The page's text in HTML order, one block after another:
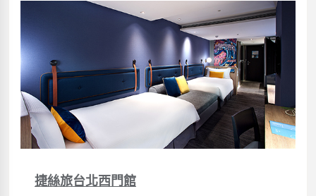
捷絲旅台北西門館